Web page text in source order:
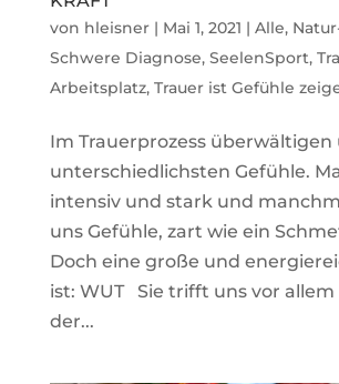
von hleisner| Mai 1, 2021 | Alle,
Schwere Diagnose, SeelenSport,
Arbeitsplatz, Trauer ist Gefühle
Im Trauerprozess überwältigen
unterschiedlichsten Gefühle.
intensiv und stark und
uns Gefühle, zart wie ein
Doch eine große und
ist: WUT Sie trifft uns vor allem
der...